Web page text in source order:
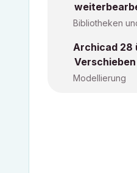
Bibliotheken
Archicad 28
Modellierung